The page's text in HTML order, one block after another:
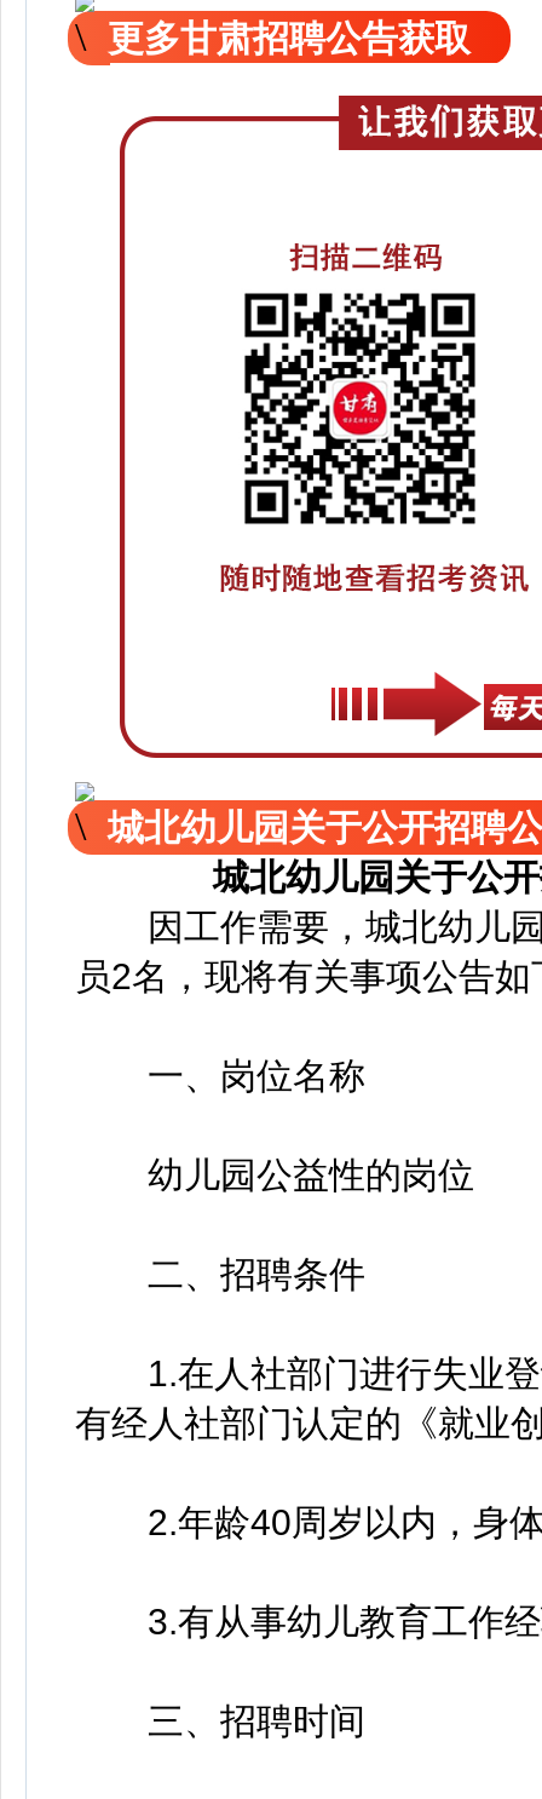
更多甘肃招聘公告获取
城北幼儿园关于公开招聘
城北幼儿园关于公
因工作需要，城北幼儿园
员2名，现将有关事项公告如
一、岗位名称
幼儿园公益性的岗位
二、招聘条件
1.在人社部门进行失业登
有经人社部门认定的《就业
2.年龄40周岁以内，身体
3.有从事幼儿教育工作经
三、招聘时间